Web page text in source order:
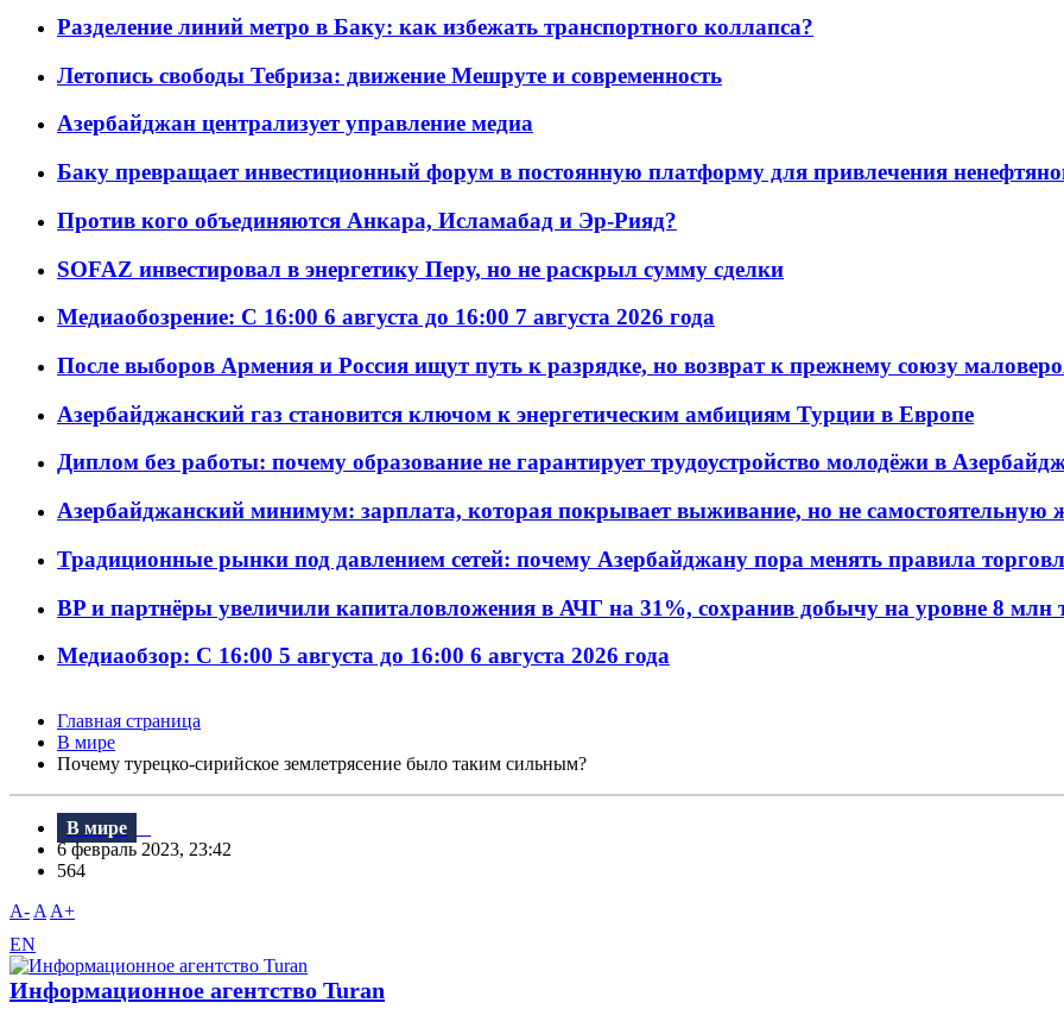
Разделение линий метро в Баку: как избежать транспортного коллапса?
Летопись свободы Тебриза: движение Мешруте и современность
Азербайджан централизует управление медиа
Баку превращает инвестиционный форум в постоянную платформу для привлечения
Против кого объединяются Анкара, Исламабад и Эр-Рияд?
SOFAZ инвестировал в энергетику Перу, но не раскрыл сумму сделки
Медиаобозрение: С 16:00 6 августа до 16:00 7 августа 2026 года
После выборов Армения и Россия ищут путь к разрядке, но возврат к прежнему союзу
Азербайджанский газ становится ключом к энергетическим амбициям Турции в Европе
Диплом без работы: почему образование не гарантирует трудоустройство молодёжи в
Азербайджанский минимум: зарплата, которая покрывает выживание, но не самостоятельную
Традиционные рынки под давлением сетей: почему Азербайджану пора менять правила
BP и партнёры увеличили капиталовложения в АЧГ на 31%, сохранив добычу на уровне 8 млн
Медиаобзор: С 16:00 5 августа до 16:00 6 августа 2026 года
Главная страница
В мире
Почему турецко-сирийское землетрясение было таким сильным?
В мире
6 февраль 2023, 23:42
564
A- A A+
EN
Информационное агентство Turan